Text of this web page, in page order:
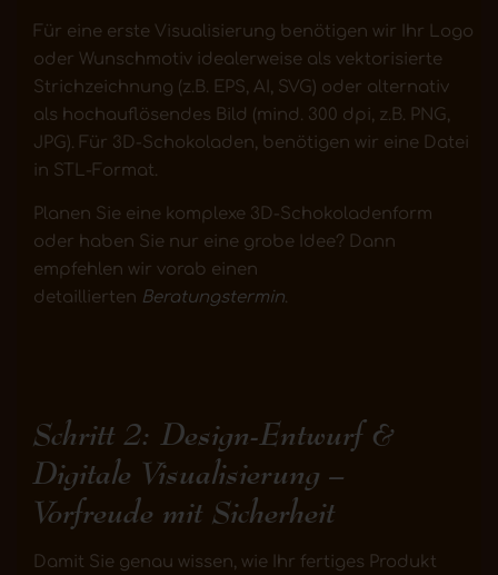
Für eine erste Visualisierung benötigen wir Ihr Logo
oder Wunschmotiv idealerweise als vektorisierte
Strichzeichnung (z.B. EPS, AI, SVG) oder alternativ
als hochauflösendes Bild (mind. 300 dpi, z.B. PNG,
JPG). Für 3D-Schokoladen, benötigen wir eine Datei
in STL-Format.
Planen Sie eine komplexe 3D-Schokoladenform
oder haben Sie nur eine grobe Idee? Dann
empfehlen wir vorab einen
detaillierten Beratungstermin.
Schritt 2: Design-Entwurf &
Digitale Visualisierung –
Vorfreude mit Sicherheit
Damit Sie genau wissen, wie Ihr fertiges Produkt